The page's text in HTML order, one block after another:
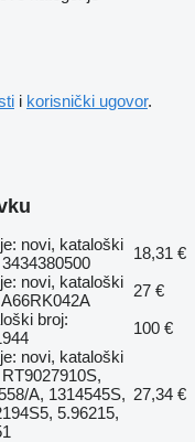
i korisnički ugovor.
novi, kataloški 18,31 €
novi, kataloški 27 €
broj:
100 €
novi, kataloški
A, 1314545S,
5.96215,
27,34 €